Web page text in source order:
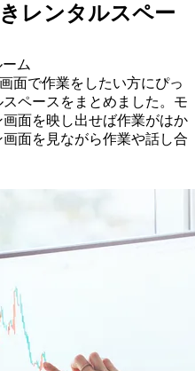
レンタルスペー
ム
面で作業をしたい方にぴっ
ペースをまとめました。モ
面を映し出せば作業がはか
面を見ながら作業や話し合